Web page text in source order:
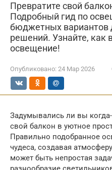
Превратите свой
Подробный гид по
бюджетных вариантов
решений. Узнайте, как
освещение!
Опубликовано: 24 Мар 2026
Задумывались ли вы
свой балкон в уютное
Правильно подобранное
чудеса, создавая
может быть непростая